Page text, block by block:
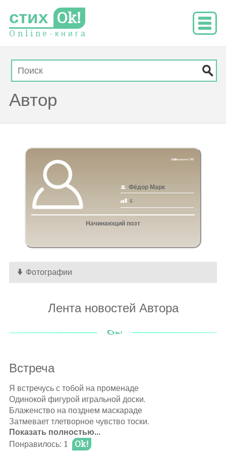
стих Ok!
O n l i n e - к н и г а
Автор
Online-книга 747
Фёдор Марк
6
Начинающий поэт
Фотографии
Лента новостей Автора
Встреча
Я встречусь с тобой на променаде
Одинокой фигурой игральной доски.
Блаженство на позднем маскараде
Затмевает тлетворное чувство тоски.
Мягкий покров русого листопада
Показать полностью...
Понравилось: 1
Ok!